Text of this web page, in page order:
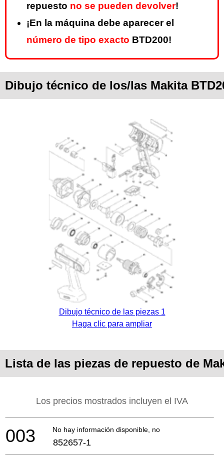
repuesto no se pueden devolver!
¡En la máquina debe aparecer el
número de tipo exacto BTD200!
Dibujo técnico de los/las Makita
Dibujo técnico de las piezas 1
Haga clic para ampliar
Lista de las piezas de repuesto de
Los precios mostrados incluyen el IVA
No hay información disponible, no se puede pedir
003 852657-1